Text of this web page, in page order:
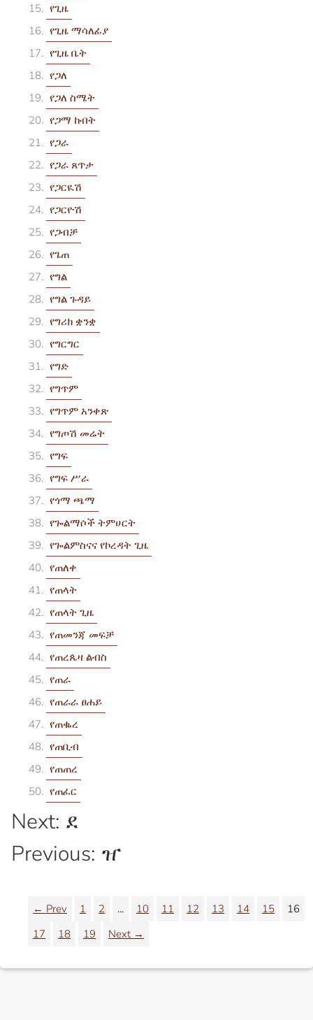
የጊዜ
የጊዜ ማሳለፊያ
የጊዜ ቤት
የጋለ
የጋለ ስሜት
የጋማ ከብት
የጋራ
የጋራ ጸጥታ
የጋርዪሽ
የጋርዮሽ
የጋብቻ
የጌጠ
የግል
የግል ጉዳይ
የግሪክ ቋንቋ
የግርግር
የግድ
የግጥም
የግጥም አንቀጽ
የግጦሽ መሬት
የግፍ
የግፍ ሥራ
የጎማ ጫማ
የጐልማሶች ትምሀርት
የጐልምስናና የኮረዳት ጊዜ
የጠለቀ
የጠላት
የጠላት ጊዜ
የጠመንጃ መፍቻ
የጠረጴዛ ልብስ
የጠራ
የጠራራ ፀሐይ
የጠቈረ
የጠቢብ
የጠጠረ
የጠፈር
Next: ደ
Previous: ዠ
← Prev 1 2 ... 10 11 12 13 14 15
16
17
18 19 Next →